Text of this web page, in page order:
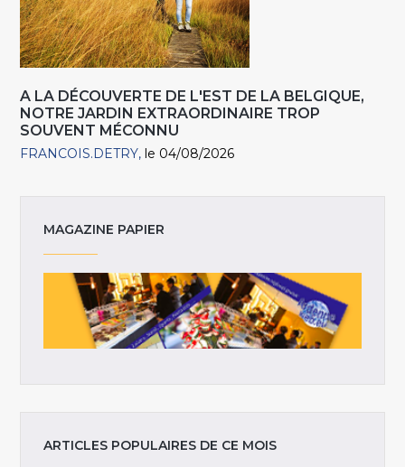
A LA DÉCOUVERTE DE L'EST DE LA BELGIQUE,
NOTRE JARDIN EXTRAORDINAIRE TROP
SOUVENT MÉCONNU
FRANCOIS.DETRY le 04/08/2026
MAGAZINE PAPIER
ARTICLES POPULAIRES DE CE MOIS